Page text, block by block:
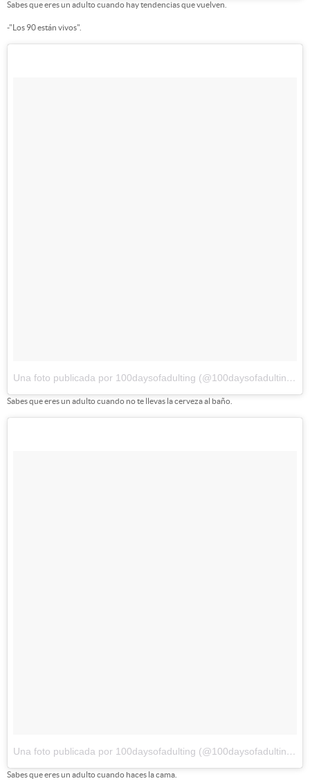
Sabes que eres un adulto cuando hay tendencias que vuelven.
-"Los 90 están vivos".
Una foto publicada por 100daysofadulting (@100daysofadulting)
Sabes que eres un adulto cuando no te llevas la cerveza al baño.
Una foto publicada por 100daysofadulting (@100daysofadulting)
Sabes que eres un adulto cuando haces la cama.